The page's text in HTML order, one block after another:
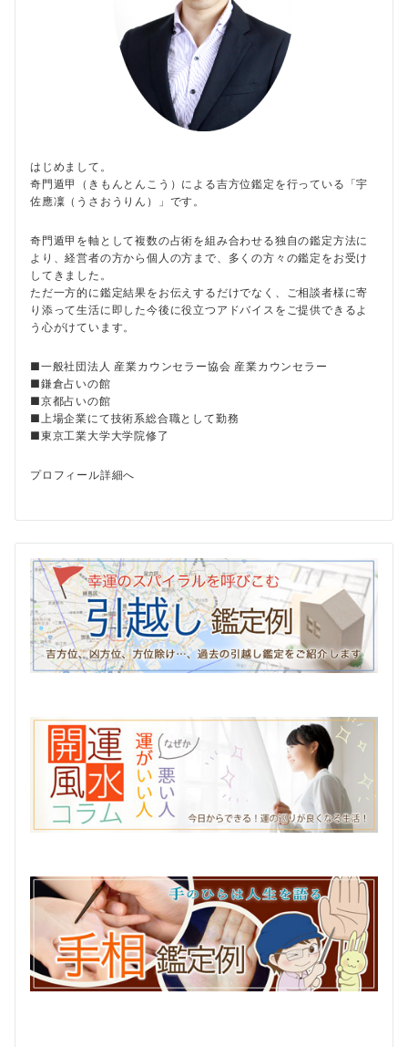
はじめまして。
奇門遁甲（きもんとんこう）による吉方位鑑定を行っている「宇
佐應凜（うさおうりん）」です。
奇門遁甲を軸として複数の占術を組み合わせる独自の鑑定方法に
より、経営者の方から個人の方まで、多くの方々の鑑定をお受け
してきました。
ただ一方的に鑑定結果をお伝えするだけでなく、ご相談者様に寄
り添って生活に即した今後に役立つアドバイスをご提供できるよ
う心がけています。
■一般社団法人 産業カウンセラー協会 産業カウンセラー
■鎌倉占いの館
■京都占いの館
■上場企業にて技術系総合職として勤務
■東京工業大学大学院修了
プロフィール詳細へ